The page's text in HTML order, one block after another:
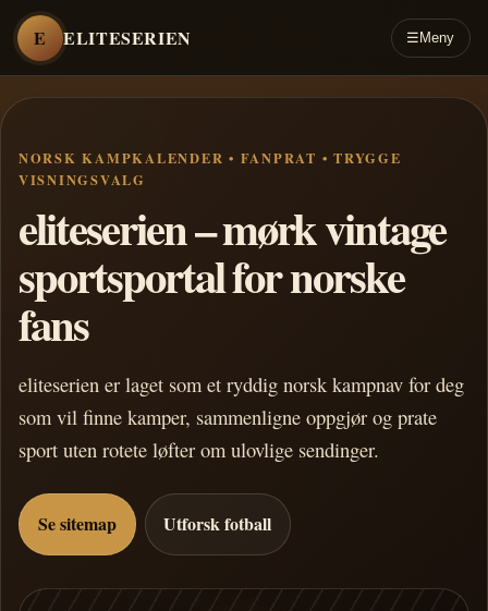
E ELITESERIEN ☰ Meny
NORSK KAMPKALENDER • FANPRAT • TRYGGE
VISNINGSVALG
eliteserien – mørk vintage
sportsportal for norske
fans
eliteserien er laget som et ryddig norsk kampnav for deg
som vil finne kamper, sammenligne oppgjør og prate
sport uten rotete løfter om ulovlige sendinger.
Se sitemap Utforsk fotball